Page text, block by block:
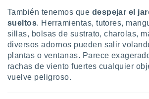
uso de
con el
e
mediante
También tenemos que despejar el
sueltos. Herramientas, tutores,
sillas, bolsas de sustrato, charolas,
diversos adornos pueden salir
plantas o ventanas. Parece
rachas de viento fuertes cualquier
vuelve peligroso.